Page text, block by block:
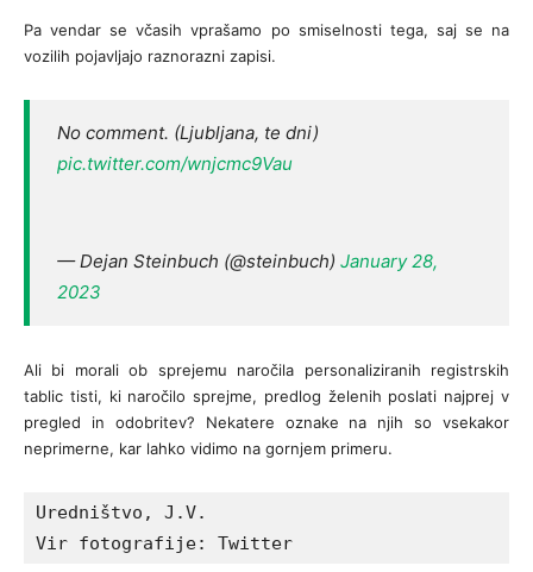
Pa vendar se včasih vprašamo po smiselnosti tega, saj se na
vozilih pojavljajo raznorazni zapisi.
No comment. (Ljubljana, te dni)
pic.twitter.com/wnjcmc9Vau
— Dejan Steinbuch (@steinbuch) January 28,
2023
Ali bi morali ob sprejemu naročila personaliziranih registrskih
tablic tisti, ki naročilo sprejme, predlog želenih poslati najprej v
pregled in odobritev? Nekatere oznake na njih so vsekakor
neprimerne, kar lahko vidimo na gornjem primeru.
Uredništvo, J.V.
Vir fotografije: Twitter